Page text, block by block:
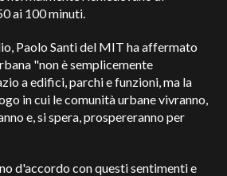
ai 100 minuti.
Paolo Santi del MIT ha affermato
"non è semplicemente
a edifici, parchi e funzioni, ma la
in cui le comunità urbane vivranno,
e, si spera, prospereranno per
d'accordo con questi sentimenti e